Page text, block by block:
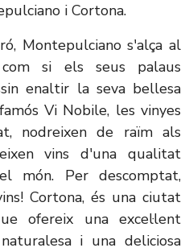
i Cortona.
Montepulciano s'alça al
si els seus palaus
enaltir la seva bellesa
Vi Nobile, les vinyes
nodreixen de raïm als
vins d'una qualitat
món. Per descomptat,
Cortona, és una ciutat
ofereix una excel·lent
i una deliciosa